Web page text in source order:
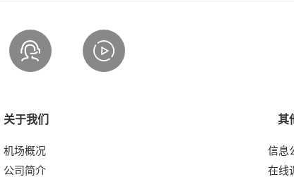
关于我们
机场概况
公司简介
其
信息
在线